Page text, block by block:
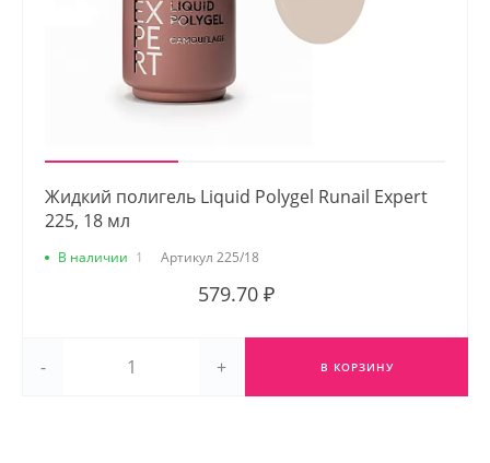
Жидкий полигель Liquid Polygel Runail Expert
225, 18 мл
В наличии 1 Артикул 225/18
579.70 ₽
- + В КОРЗИНУ